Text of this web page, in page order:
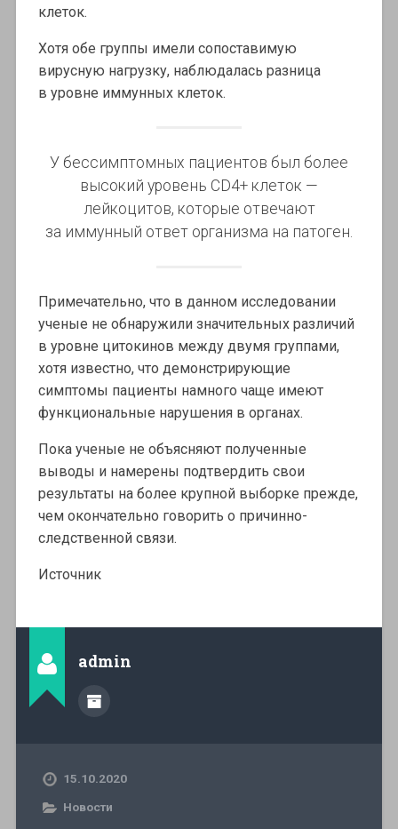
клеток.
Хотя обе группы имели сопоставимую
вирусную нагрузку, наблюдалась разница
в уровне иммунных клеток.
У бессимптомных пациентов был более
высокий уровень CD4+ клеток —
лейкоцитов, которые отвечают
за иммунный ответ организма на патоген.
Примечательно, что в данном исследовании
ученые не обнаружили значительных различий
в уровне цитокинов между двумя группами,
хотя известно, что демонстрирующие
симптомы пациенты намного чаще имеют
функциональные нарушения в органах.
Пока ученые не объясняют полученные
выводы и намерены подтвердить свои
результаты на более крупной выборке прежде,
чем окончательно говорить о причинно-
следственной связи.
Источник
admin
15.10.2020
Новости